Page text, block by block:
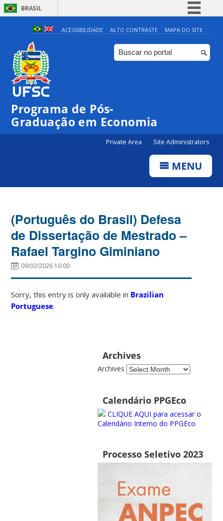
BRASIL
Simplifique!
Comunica BR
Participe
ACESSIBILIDADE ALTO CONTRASTE MAPA DO SITE
Programa de Pós-
Graduação em Economia
Private Area Site Administrators
MENU
(Português do Brasil) Defesa
de Dissertação de Mestrado –
Rafael Targino Giminiano
09/03/2026 10:00
Sorry, this entry is only available in Brazilian
Portuguese.
Archives
Archives
Calendário PPGEco
CLIQUE AQUI para acessar o
Calendário Interno do PPGEco
Processo Seletivo 2023